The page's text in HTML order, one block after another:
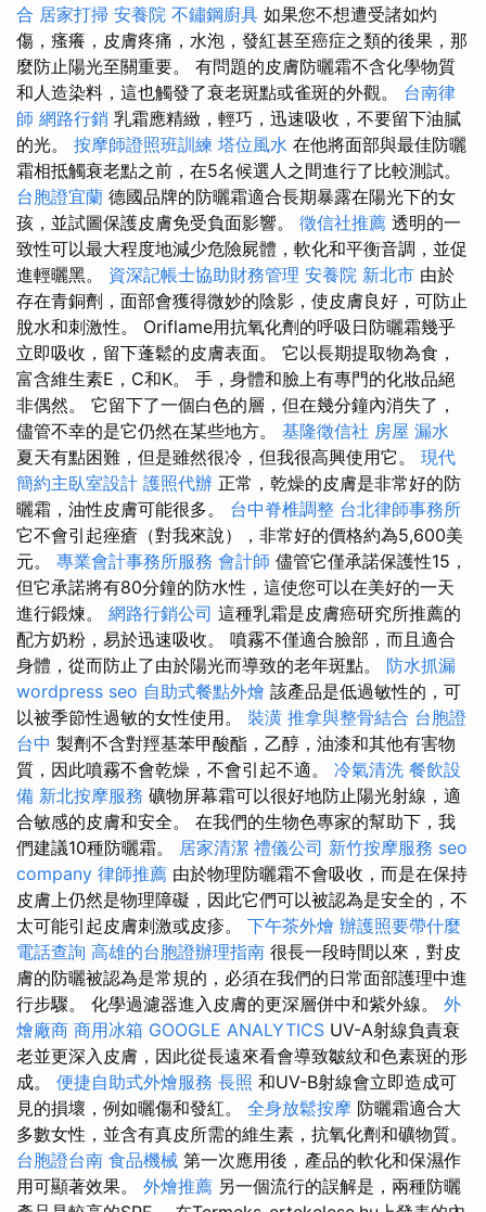
合 居家打掃 安養院 不鏽鋼廚具 如果您不想遭受諸如灼
傷，瘙癢，皮膚疼痛，水泡，發紅甚至癌症之類的後果，那
麼防止陽光至關重要。 有問題的皮膚防曬霜不含化學物質
和人造染料，這也觸發了衰老斑點或雀斑的外觀。 台南律
師 網路行銷 乳霜應精緻，輕巧，迅速吸收，不要留下油膩
的光。 按摩師證照班訓練 塔位風水 在他將面部與最佳防曬
霜相抵觸衰老點之前，在5名候選人之間進行了比較測試。
台胞證宜蘭 德國品牌的防曬霜適合長期暴露在陽光下的女
孩，並試圖保護皮膚免受負面影響。 徵信社推薦 透明的一
致性可以最大程度地減少危險屍體，軟化和平衡音調，並促
進輕曬黑。 資深記帳士協助財務管理 安養院 新北市 由於
存在青銅劑，面部會獲得微妙的陰影，使皮膚良好，可防止
脫水和刺激性。 Oriflame用抗氧化劑的呼吸日防曬霜幾乎
立即吸收，留下蓬鬆的皮膚表面。 它以長期提取物為食，
富含維生素E，C和K。 手，身體和臉上有專門的化妝品絕
非偶然。 它留下了一個白色的層，但在幾分鐘內消失了，
儘管不幸的是它仍然在某些地方。 基隆徵信社 房屋 漏水
夏天有點困難，但是雖然很冷，但我很高興使用它。 現代
簡約主臥室設計 護照代辦 正常，乾燥的皮膚是非常好的防
曬霜，油性皮膚可能很多。 台中脊椎調整 台北律師事務所
它不會引起痤瘡（對我來說），非常好的價格約為5,600美
元。 專業會計事務所服務 會計師 儘管它僅承諾保護性15，
但它承諾將有80分鐘的防水性，這使您可以在美好的一天
進行鍛煉。 網路行銷公司 這種乳霜是皮膚癌研究所推薦的
配方奶粉，易於迅速吸收。 噴霧不僅適合臉部，而且適合
身體，從而防止了由於陽光而導致的老年斑點。 防水抓漏
wordpress seo 自助式餐點外燴 該產品是低過敏性的，可
以被季節性過敏的女性使用。 裝潢 推拿與整骨結合 台胞證
台中 製劑不含對羥基苯甲酸酯，乙醇，油漆和其他有害物
質，因此噴霧不會乾燥，不會引起不適。 冷氣清洗 餐飲設
備 新北按摩服務 礦物屏幕霜可以很好地防止陽光射線，適
合敏感的皮膚和安全。 在我們的生物色專家的幫助下，我
們建議10種防曬霜。 居家清潔 禮儀公司 新竹按摩服務 seo
company 律師推薦 由於物理防曬霜不會吸收，而是在保持
皮膚上仍然是物理障礙，因此它們可以被認為是安全的，不
太可能引起皮膚刺激或皮疹。 下午茶外燴 辦護照要帶什麼
電話查詢 高雄的台胞證辦理指南 很長一段時間以來，對皮
膚的防曬被認為是常規的，必須在我們的日常面部護理中進
行步驟。 化學過濾器進入皮膚的更深層併中和紫外線。 外
燴廠商 商用冰箱 GOOGLE ANALYTICS UV-A射線負責衰
老並更深入皮膚，因此從長遠來看會導致皺紋和色素斑的形
成。 便捷自助式外燴服務 長照 和UV-B射線會立即造成可
見的損壞，例如曬傷和發紅。 全身放鬆按摩 防曬霜適合大
多數女性，並含有真皮所需的維生素，抗氧化劑和礦物質。
台胞證台南 食品機械 第一次應用後，產品的軟化和保濕作
用可顯著效果。 外燴推薦 另一個流行的誤解是，兩種防曬